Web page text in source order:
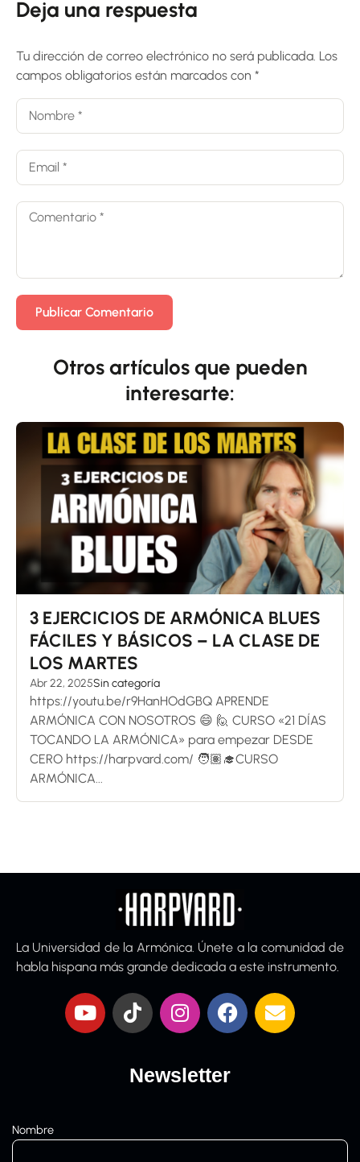
Deja una respuesta
Tu dirección de correo electrónico no será publicada. Los
campos obligatorios están marcados con *
Otros artículos que pueden
interesarte:
3 EJERCICIOS DE ARMÓNICA BLUES
FÁCILES Y BÁSICOS – LA CLASE DE
LOS MARTES
Abr 22, 2025Sin categoría
https://youtu.be/r9HanHOdGBQ APRENDE
ARMÓNICA CON NOSOTROS 😄 🙋 CURSO «21 DÍAS
TOCANDO LA ARMÓNICA» para empezar DESDE
CERO https://harpvard.com/ 🧑🏽‍🎓CURSO
ARMÓNICA...
La Universidad de la Armónica. Únete a la comunidad de
habla hispana más grande dedicada a este instrumento.
Newsletter
Nombre